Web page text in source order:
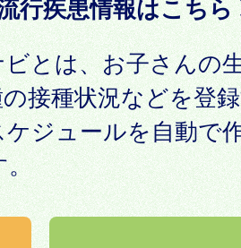
行疾患情報はこちら
とは、お子さんの
接種状況などを登
ジュールを自動で
。